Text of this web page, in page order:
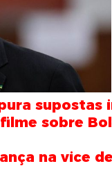
supostas
sobre
na vice